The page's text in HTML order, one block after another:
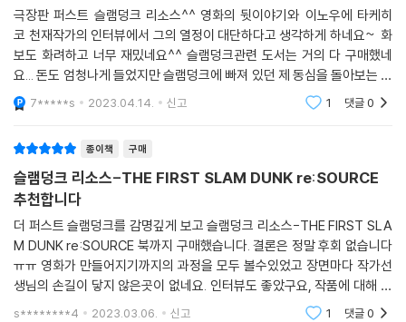
극장판 퍼스트 슬램덩크 리소스^^ 영화의 뒷이야기와 이노우에 타케히
코 천재작가의 인터뷰에서 그의 열정이 대단하다고 생각하게 하네요~ 화
보도 화려하고 너무 재밌네요^^ 슬램덩크관련 도서는 거의 다 구매했네
요... 돈도 엄청나게 들었지만 슬램덩크에 빠져 있던 제 동심을 돌아보는 시
간이 하나도 아깝지 않아 좋았습니다^^ 소장용으로 두고두고 보기 좋습니
다~
7*****s 2023.04.14. 신고 1 댓글0
종이책 구매
슬램덩크 리소스-THE FIRST SLAM DUNK re:SOURCE
추천합니다
더 퍼스트 슬램덩크를 감명깊게 보고 슬램덩크 리소스-THE FIRST SLA
M DUNK re:SOURCE 북까지 구매했습니다. 결론은 정말 후회 없습니다
ㅠㅠ 영화가 만들어지기까지의 과정을 모두 볼수있었고 장면마다 작가선
생님의 손길이 닿지 않은곳이 없네요. 인터뷰도 좋았구요, 작품에 대해 더
욱 딥하게 다가갈수있는 책이었습니다. 영화가 끝나고 소중히 간직하려고
s********4 2023.03.06. 신고 1 댓글0